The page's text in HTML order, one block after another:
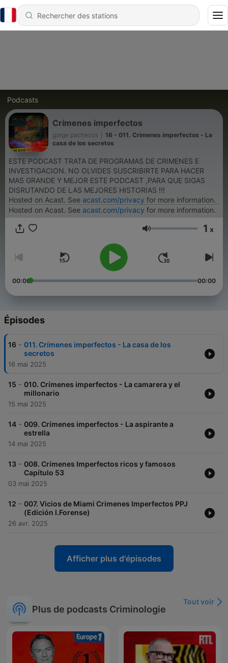
Podcasts
Crímenes imperfectos
gorge pachecos
16 - 011. Crímenes imperfectos - La
casa de los secretos
ESTE PODCAST TRATA DE PROGRAMAS DE CRIMENES E
INVESTIGACION. NO OLVIDES SUSCRIBIRTE PARA HACER
MAS GRANDE Y MEJOR ESTE PODCAST ,PARA QUE SIGAS
DISRUTANDO DE LAS MEJORES HISTORIAS !!!
Hosted on Acast. See acast.com/privacy for more information.
Hosted on Acast. See acast.com/privacy for more information.
Volume 1 x
00:00 00:00
Épisodes
16 - 011. Crímenes imperfectos - La casa de los
secretos
16 mai 2025
15 - 010. Crímenes imperfectos - La camarera y el
millonario
15 mai 2025
14 - 009. Crímenes imperfectos - La aspirante a
estrella
14 mai 2025
13 - 008. Crímenes Imperfectos ricos y famosos
Capítulo 53
03 mai 2025
12 - 007. Vicios de Miami Crimenes Imperfectos PPJ
(Edición I.Forense)
26 avr. 2025
Afficher plus d'épisodes
Plus de podcasts Criminologie
Tout voir